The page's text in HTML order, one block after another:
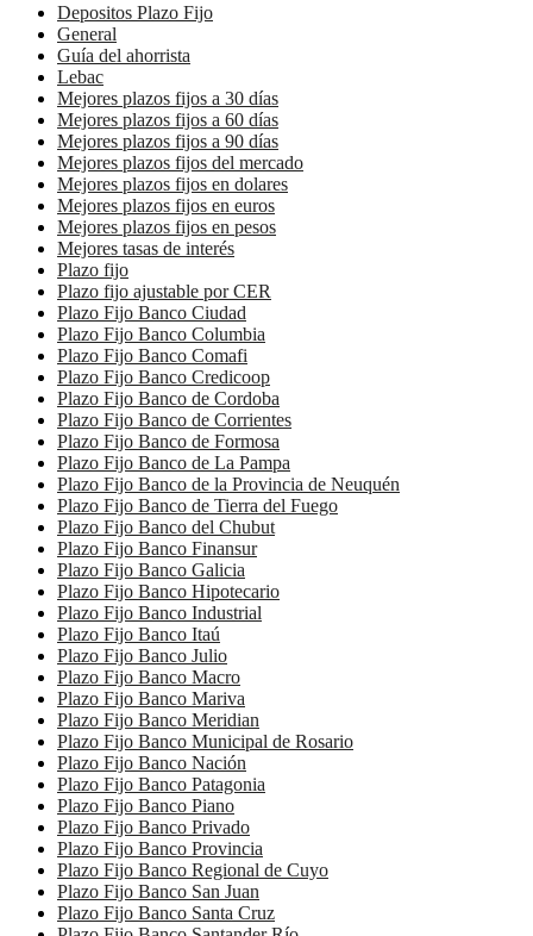
Depositos Plazo Fijo
General
Guía del ahorrista
Lebac
Mejores plazos fijos a 30 días
Mejores plazos fijos a 60 días
Mejores plazos fijos a 90 días
Mejores plazos fijos del mercado
Mejores plazos fijos en dolares
Mejores plazos fijos en euros
Mejores plazos fijos en pesos
Mejores tasas de interés
Plazo fijo
Plazo fijo ajustable por CER
Plazo Fijo Banco Ciudad
Plazo Fijo Banco Columbia
Plazo Fijo Banco Comafi
Plazo Fijo Banco Credicoop
Plazo Fijo Banco de Cordoba
Plazo Fijo Banco de Corrientes
Plazo Fijo Banco de Formosa
Plazo Fijo Banco de La Pampa
Plazo Fijo Banco de la Provincia de Neuquén
Plazo Fijo Banco de Tierra del Fuego
Plazo Fijo Banco del Chubut
Plazo Fijo Banco Finansur
Plazo Fijo Banco Galicia
Plazo Fijo Banco Hipotecario
Plazo Fijo Banco Industrial
Plazo Fijo Banco Itaú
Plazo Fijo Banco Julio
Plazo Fijo Banco Macro
Plazo Fijo Banco Mariva
Plazo Fijo Banco Meridian
Plazo Fijo Banco Municipal de Rosario
Plazo Fijo Banco Nación
Plazo Fijo Banco Patagonia
Plazo Fijo Banco Piano
Plazo Fijo Banco Privado
Plazo Fijo Banco Provincia
Plazo Fijo Banco Regional de Cuyo
Plazo Fijo Banco San Juan
Plazo Fijo Banco Santa Cruz